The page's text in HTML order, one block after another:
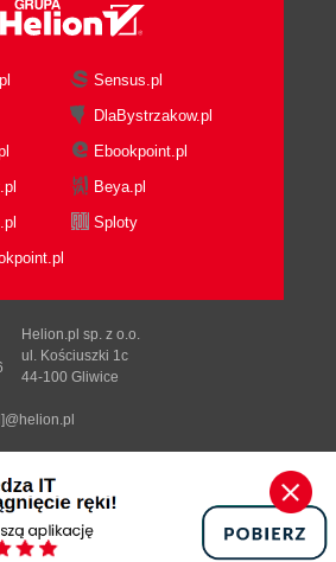
Sensus.pl
DlaBystrzakow.pl
Ebookpoint.pl
Beya.pl
Sploty
Helion.pl sp. z o.o.
ul. Kościuszki 1c
44-100 Gliwice